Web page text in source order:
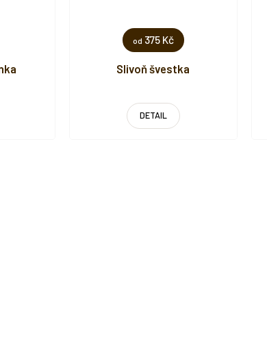
od 375 Kč
Slivoň švestka
DETAIL